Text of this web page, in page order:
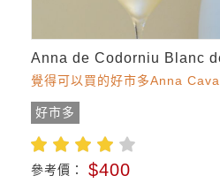
Anna de Codorniu Blanc
覺得可以買的好市多Anna
好市多
參考價： $400